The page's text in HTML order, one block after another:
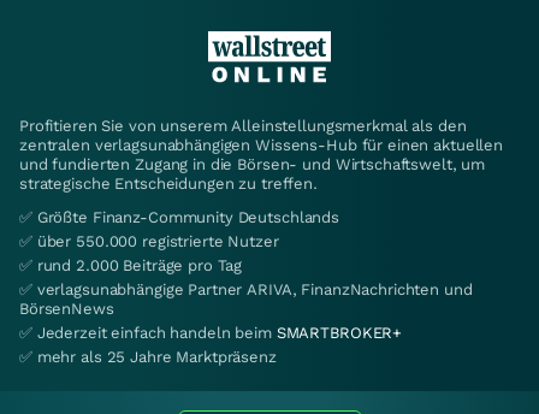
Profitieren Sie von unserem Alleinstellungsmerkmal als den
zentralen verlagsunabhängigen Wissens-Hub für einen aktuellen
und fundierten Zugang in die Börsen- und Wirtschaftswelt, um
strategische Entscheidungen zu treffen.
✅ Größte Finanz-Community Deutschlands
✅ über 550.000 registrierte Nutzer
✅ rund 2.000 Beiträge pro Tag
✅ verlagsunabhängige Partner ARIVA, FinanzNachrichten und
BörsenNews
✅ Jederzeit einfach handeln beim SMARTBROKER+
✅ mehr als 25 Jahre Marktpräsenz